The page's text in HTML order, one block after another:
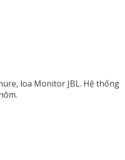
loa Monitor JBL. Hệ thống